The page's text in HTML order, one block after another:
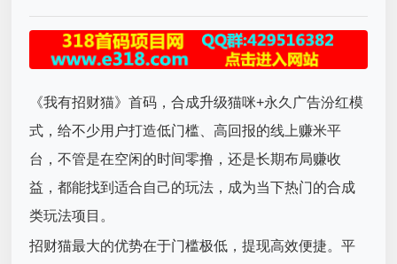
《我有招财猫》首码，合成升级猫咪+永久广告汾红模
式，给不少用户打造低门槛、高回报的线上赚米平
台，不管是在空闲的时间零撸，还是长期布局赚收
益，都能找到适合自己的玩法，成为当下热门的合成
类玩法项目。
招财猫最大的优势在于门槛极低，提现高效便捷。平